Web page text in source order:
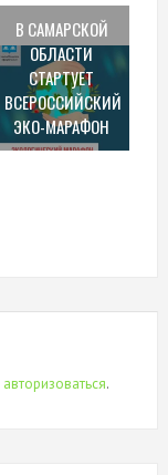
В САМАРСКОЙ
ОБЛАСТИ
СТАРТУЕТ
ВСЕРОССИЙСКИЙ
ЭКО-МАРАФОН
авторизоваться.